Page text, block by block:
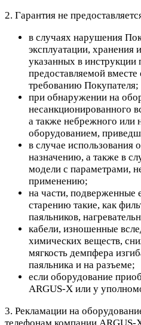
2. Гарантия не
в случаях нарушения
эксплуатации, хранения
указанных в инструкции
предоставляемой
требованию Покупателя;
при обнаружении на
несанкционированного
а также небрежного или
оборудованием,
в случае использования
назначению, а также в
модели с параметрами,
применению;
на части, подверженные
старению такие, как
паяльников,
кабели, изношенные
химических веществ,
мягкость демпфера
паяльника и на разъеме;
если оборудование
ARGUS-X или у
3. Рекламации на